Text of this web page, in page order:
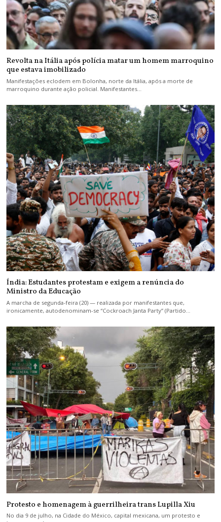
Revolta na Itália após polícia matar um homem marroquino
que estava imobilizado
Manifestações eclodem em Bolonha, norte da Itália, após a morte de
marroquino durante ação policial. Manifestantes…
Índia: Estudantes protestam e exigem a renúncia do
Ministro da Educação
A marcha de segunda-feira (20) — realizada por manifestantes que,
ironicamente, autodenominam-se “Cockroach Janta Party” (Partido…
Protesto e homenagem à guerrilheira trans Lupilla Xiu
No dia 9 de julho, na Cidade do México, capital mexicana, um protesto e